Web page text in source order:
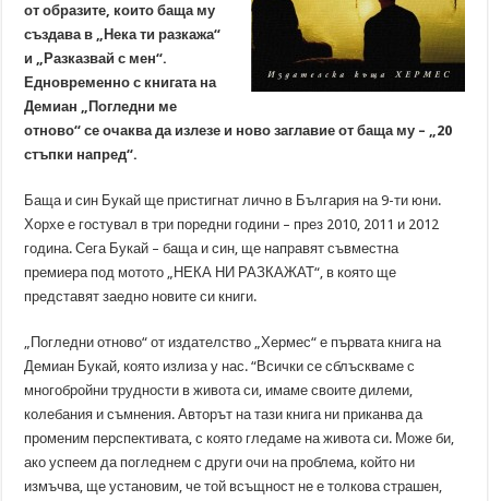
от образите, които баща му
създава в „Нека ти разкажа“
и „Разказвай с мен“.
Едновременно с книгата на
Демиан „Погледни ме
отново“ се очаква да излезе и ново заглавие от баща му – „20
стъпки напред“.
Баща и син Букай ще пристигнат лично в България на 9-ти юни.
Хорхе е гостувал в три поредни години – през 2010, 2011 и 2012
година. Сега Букай – баща и син, ще направят съвместна
премиера под мотото „НЕКА НИ РАЗКАЖАТ“, в която ще
представят заедно новите си книги.
„Погледни отново“ от издателство „Хермес“ е първата книга на
Демиан Букай, която излиза у нас. “Всички се сблъскваме с
многобройни трудности в живота си, имаме своите дилеми,
колебания и съмнения. Авторът на тази книга ни приканва да
променим перспективата, с която гледаме на живота си. Може би,
ако успеем да погледнем с други очи на проблема, който ни
измъчва, ще установим, че той всъщност не е толкова страшен,